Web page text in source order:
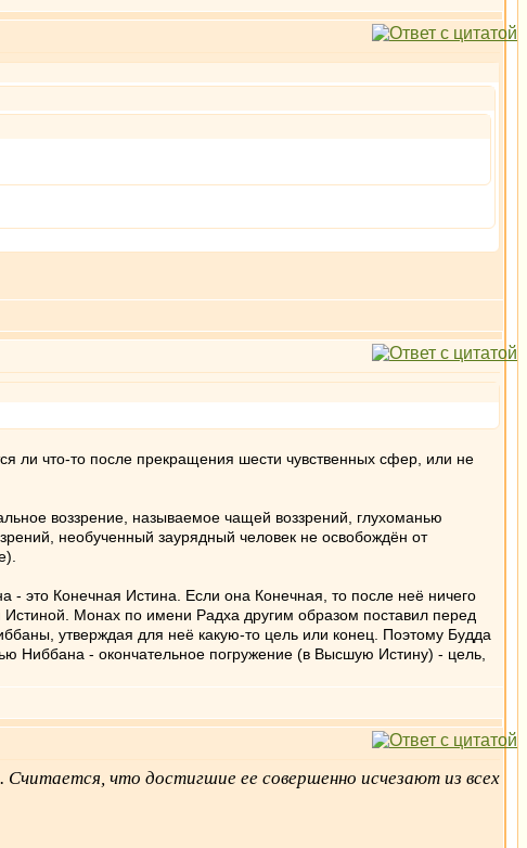
ли что-то после прекращения шести чувственных сфер, или не
воззрение, называемое чащей воззрений, глухоманью
необученный заурядный человек не освобождён от
это Конечная Истина. Если она Конечная, то после неё ничего
Монах по имени Радха другим образом поставил перед
утверждая для неё какую-то цель или конец. Поэтому Будда
Ниббана - окончательное погружение (в Высшую Истину) - цель,
что достигшие ее совершенно исчезают из всех